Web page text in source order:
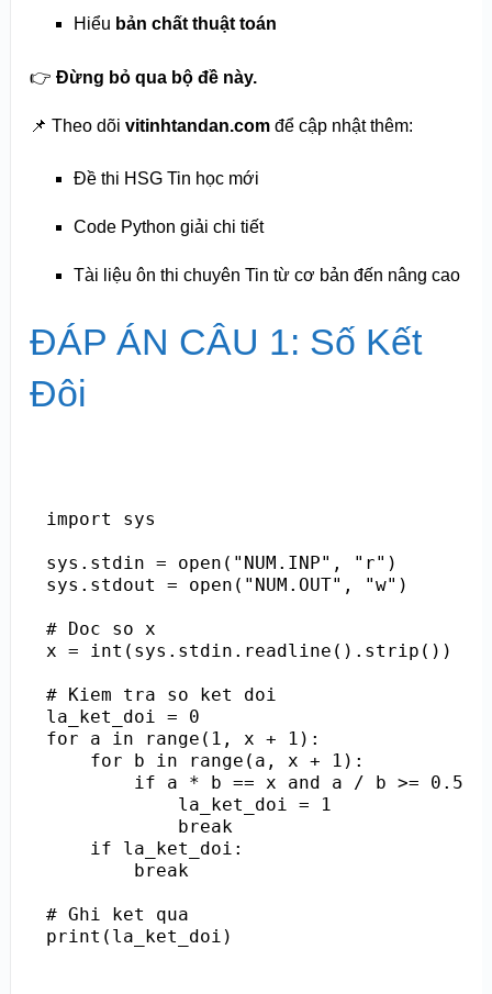
Hiểu bản chất thuật toán
👉 Đừng bỏ qua bộ đề này.
📌 Theo dõi vitinhtandan.comđể cập nhật thêm:
Đề thi HSG Tin học mới
Code Python giải chi tiết
Tài liệu ôn thi chuyên Tin từ cơ bản đến nâng cao
ĐÁP ÁN CÂU 1: Số Kết
Đôi
import sys
sys.stdin = open("NUM.INP", "r")
sys.stdout = open("NUM.OUT", "w")
# Doc so x
x = int(sys.stdin.readline().strip())
# Kiem tra so ket doi
la_ket_doi = 0
for a in range(1, x + 1):
    for b in range(a, x + 1):
        if a * b == x and a / b >= 0.5:
            la_ket_doi = 1
            break
    if la_ket_doi:
        break
# Ghi ket qua